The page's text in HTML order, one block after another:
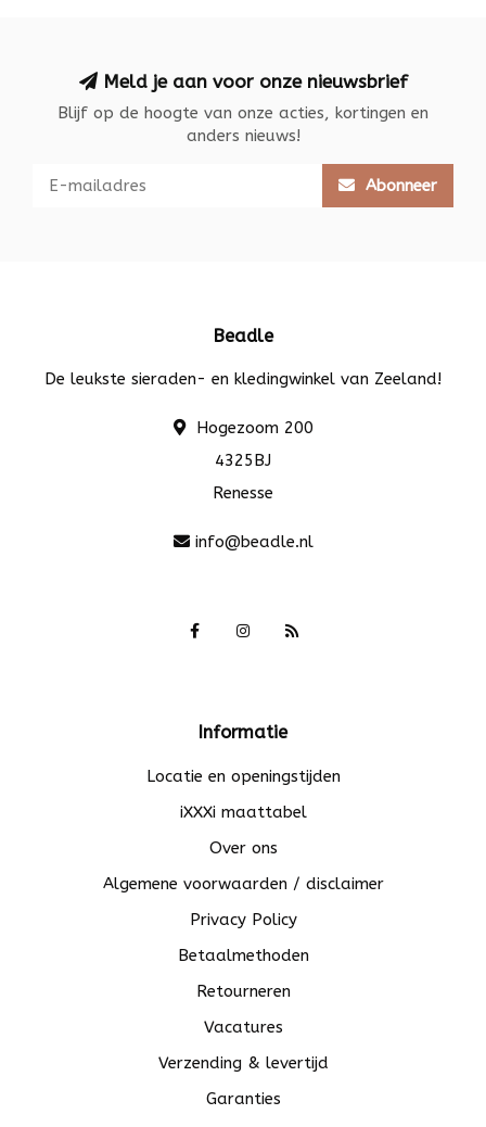
Meld je aan voor onze nieuwsbrief
Blijf op de hoogte van onze acties, kortingen en
anders nieuws!
Abonneer
Beadle
De leukste sieraden- en kledingwinkel van Zeeland!
Hogezoom 200
4325BJ
Renesse
info@beadle.nl
Informatie
Locatie en openingstijden
iXXXi maattabel
Over ons
Algemene voorwaarden / disclaimer
Privacy Policy
Betaalmethoden
Retourneren
Vacatures
Verzending & levertijd
Garanties